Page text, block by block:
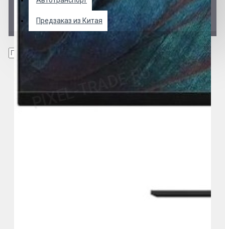
Предзаказ из Китая